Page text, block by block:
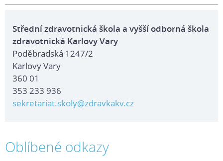
Střední zdravotnická škola a vyšší odborná škola
zdravotnická Karlovy Vary
Poděbradská 1247/2
Karlovy Vary
360 01
353 233 936
sekretariat.skoly@zdravkakv.cz
Oblíbené odkazy